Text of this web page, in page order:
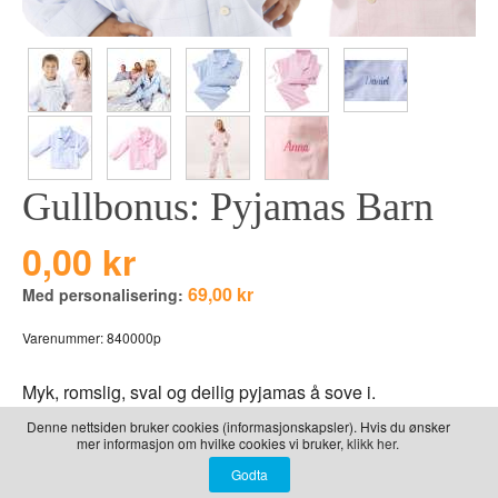
Denne nettsiden bruker cookies (informasjonskapsler). Hvis du ønsker
mer informasjon om hvilke cookies vi bruker, klikk her.
BEAR TOYS
CLOUDS
THE FARM
GRAVERTE
TIL PIZZA
Gullbonus: Pyjamas Barn
0,00 kr
Med personalisering: 69,00 kr
Varenummer:840000p
Myk, romslig, sval og deilig pyjamas å sove i.
Velg farge:*